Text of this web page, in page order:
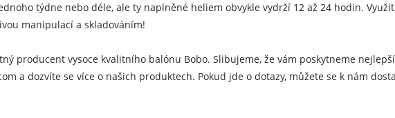
týdne nebo déle, ale ty naplněné heliem obvykle vydrží 12 až 24 hodin.
manipulací a skladováním!
producent vysoce kvalitního balónu Bobo. Slibujeme, že vám poskytneme
a dozvíte se více o našich produktech. Pokud jde o dotazy, můžete se k nám